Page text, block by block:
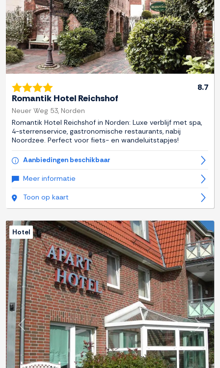
8.7
Romantik Hotel Reichshof
Neuer Weg 53, Norden
Romantik Hotel Reichshof in Norden: Luxe verblijf met spa,
4-sterrenservice, gastronomische restaurants, nabij
Noordzee. Perfect voor fiets- en wandeluitstapjes!
Aanbiedingen beschikbaar
Meer informatie
Toon op kaart
Previous Next
Hotel